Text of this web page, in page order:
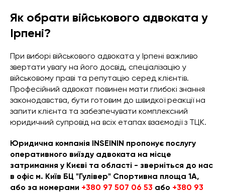
Як обрати військового адвоката у
Ірпені?
При виборі військового адвоката у Ірпені важливо
звертати увагу на його досвід, спеціалізацію у
військовому праві та репутацію серед клієнтів.
Професійний адвокат повинен мати глибокі знання
законодавства, бути готовим до швидкої реакції на
запити клієнта та забезпечувати комплексний
юридичний супровід на всіх етапах взаємодії з ТЦК.
Юридична компанія INSEININ пропонує послугу
оперативного виїзду адвоката на місце
затримання у Києві та області - зверніться до нас
в офіс м. Київ БЦ "Гулівер" Спортивна площа 1А,
або за номерами +380 97 507 06 53 або +380 93